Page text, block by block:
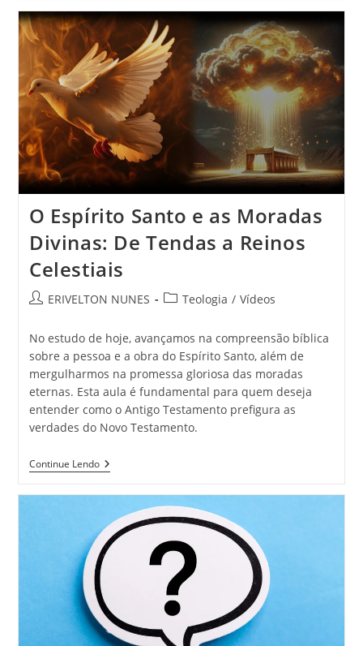
O Espírito Santo e as Moradas
Divinas: De Tendas a Reinos
Celestiais
ERIVELTON NUNES Teologia / Vídeos
No estudo de hoje, avançamos na compreensão bíblica
sobre a pessoa e a obra do Espírito Santo, além de
mergulharmos na promessa gloriosa das moradas
eternas. Esta aula é fundamental para quem deseja
entender como o Antigo Testamento prefigura as
verdades do Novo Testamento.
Continue Lendo